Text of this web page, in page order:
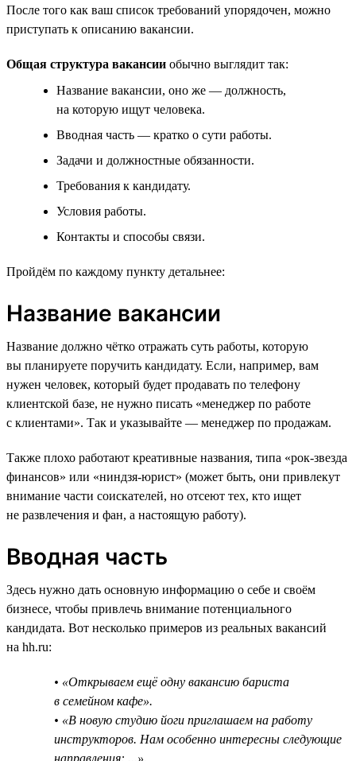
После того как ваш список требований упорядочен, можно
приступать к описанию вакансии.
Общая структура вакансии обычно выглядит так:
Название вакансии, оно же — должность,
на которую ищут человека.
Вводная часть — кратко о сути работы.
Задачи и должностные обязанности.
Требования к кандидату.
Условия работы.
Контакты и способы связи.
Пройдём по каждому пункту детальнее:
Название вакансии
Название должно чётко отражать суть работы, которую
вы планируете поручить кандидату. Если, например, вам
нужен человек, который будет продавать по телефону
клиентской базе, не нужно писать «менеджер по работе
с клиентами». Так и указывайте — менеджер по продажам.
Также плохо работают креативные названия, типа «рок-звезда
финансов» или «ниндзя-юрист» (может быть, они привлекут
внимание части соискателей, но отсеют тех, кто ищет
не развлечения и фан, а настоящую работу).
Вводная часть
Здесь нужно дать основную информацию о себе и своём
бизнесе, чтобы привлечь внимание потенциального
кандидата. Вот несколько примеров из реальных вакансий
на hh.ru:
• «Открываем ещё одну вакансию бариста
в семейном кафе».
• «В новую студию йоги приглашаем на работу
инструкторов. Нам особенно интересны следующие
направления: ...».